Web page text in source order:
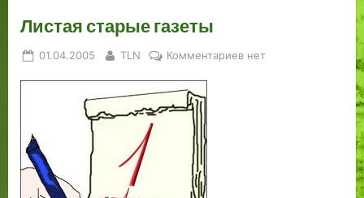
Листая старые газеты
Posted
01.04.2005 By
TLN Комментариевкнет